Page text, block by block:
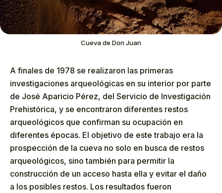
Cueva de Don Juan
A finales de 1978 se realizaron las primeras
investigaciones arqueológicas en su interior por parte
de José Aparicio Pérez, del Servicio de Investigación
Prehistórica, y se encontraron diferentes restos
arqueológicos que confirman su ocupación en
diferentes épocas. El objetivo de este trabajo era la
prospección de la cueva no solo en busca de restos
arqueológicos, sino también para permitir la
construcción de un acceso hasta ella y evitar el daño
a los posibles restos. Los resultados fueron